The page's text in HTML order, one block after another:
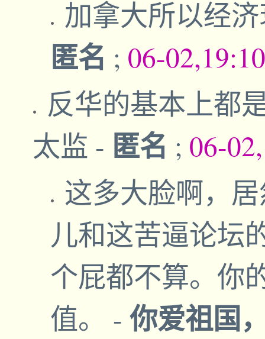
加拿大所以经
匿名 ; 06-
反华的基本上都
太监 - 匿名 ; 06-
这多大脸啊，
儿和这苦逼论坛
个屁都不算。你
值。 - 你爱祖国